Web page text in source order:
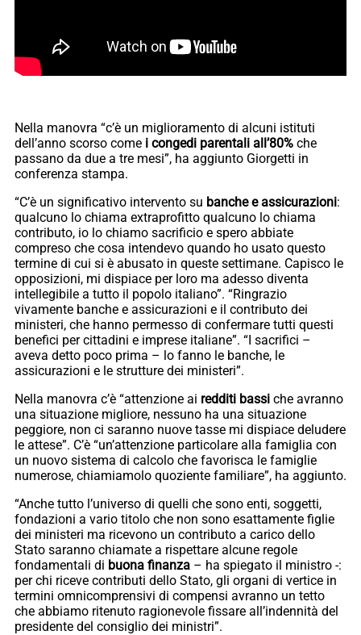
Nella manovra “c’è un miglioramento di alcuni istituti
dell’anno scorso come i congedi parentali all’80% che
passano da due a tre mesi”, ha aggiunto Giorgetti in
conferenza stampa.
“C’è un significativo intervento su banche e assicurazioni:
qualcuno lo chiama extraprofitto qualcuno lo chiama
contributo, io lo chiamo sacrificio e spero abbiate
compreso che cosa intendevo quando ho usato questo
termine di cui si è abusato in queste settimane. Capisco le
opposizioni, mi dispiace per loro ma adesso diventa
intellegibile a tutto il popolo italiano”. “Ringrazio
vivamente banche e assicurazioni e il contributo dei
ministeri, che hanno permesso di confermare tutti questi
benefici per cittadini e imprese italiane”. “I sacrifici –
aveva detto poco prima – lo fanno le banche, le
assicurazioni e le strutture dei ministeri”.
Nella manovra c’è “attenzione ai redditi bassi che avranno
una situazione migliore, nessuno ha una situazione
peggiore, non ci saranno nuove tasse mi dispiace deludere
le attese”. C’è “un’attenzione particolare alla famiglia con
un nuovo sistema di calcolo che favorisca le famiglie
numerose, chiamiamolo quoziente familiare”, ha aggiunto.
“Anche tutto l’universo di quelli che sono enti, soggetti,
fondazioni a vario titolo che non sono esattamente figlie
dei ministeri ma ricevono un contributo a carico dello
Stato saranno chiamate a rispettare alcune regole
fondamentali di buona finanza – ha spiegato il ministro -:
per chi riceve contributi dello Stato, gli organi di vertice in
termini omnicomprensivi di compensi avranno un tetto
che abbiamo ritenuto ragionevole fissare all’indennità del
presidente del consiglio dei ministri”.